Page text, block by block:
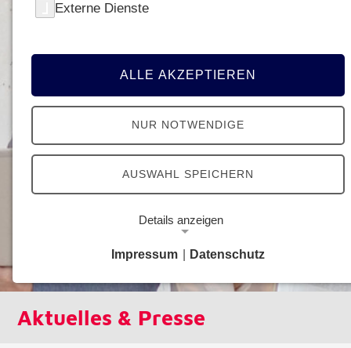
Aktuelles & Presse
Externe Dienste
ALLE AKZEPTIEREN
NUR NOTWENDIGE
AUSWAHL SPEICHERN
Details anzeigen
Notwendige Cookies ermöglichen grundlegende
der Website erforderlich.
Impressum Datenschutz